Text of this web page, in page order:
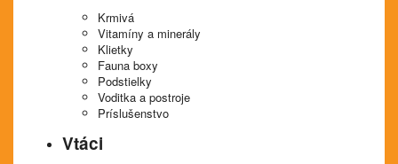
Krmivá
Vitamíny a minerály
Klietky
Fauna boxy
Podstielky
Voditka a postroje
Príslušenstvo
Vtáci